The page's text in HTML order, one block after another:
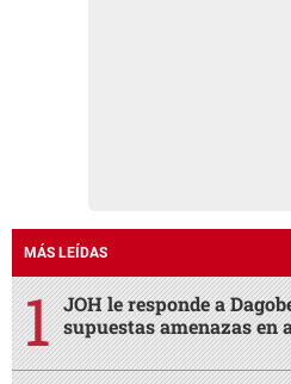
MÁS LEÍDAS
JOH le responde a
supuestas amenazas en